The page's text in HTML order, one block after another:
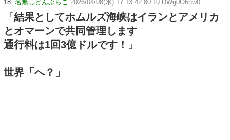
18: 名無しどんぶらこ 2026/04/08(水) 17:13:42.80 ID:DWg0O6hw0
「結果としてホムルズ海峡はイランとアメリカ
とオマーンで共同管理します
通行料は1回3億ドルです！」
世界「へ？」